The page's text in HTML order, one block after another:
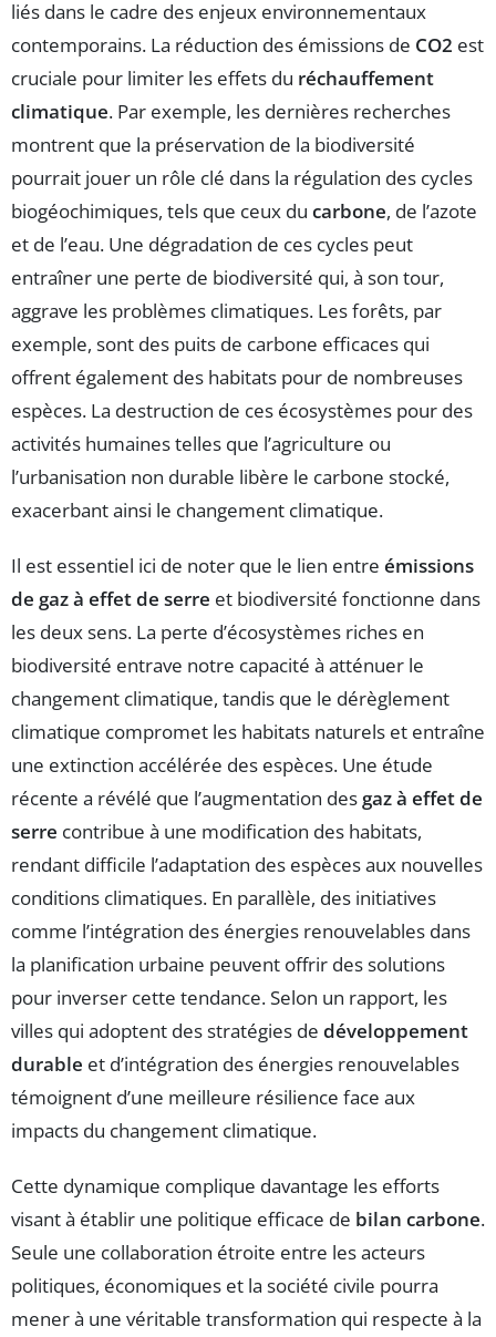
liés dans le cadre des enjeux environnementaux
contemporains. La réduction des émissions de CO2 est
cruciale pour limiter les effets du réchauffement
climatique. Par exemple, les dernières recherches
montrent que la préservation de la biodiversité
pourrait jouer un rôle clé dans la régulation des cycles
biogéochimiques, tels que ceux du carbone, de l’azote
et de l’eau. Une dégradation de ces cycles peut
entraîner une perte de biodiversité qui, à son tour,
aggrave les problèmes climatiques. Les forêts, par
exemple, sont des puits de carbone efficaces qui
offrent également des habitats pour de nombreuses
espèces. La destruction de ces écosystèmes pour des
activités humaines telles que l’agriculture ou
l’urbanisation non durable libère le carbone stocké,
exacerbant ainsi le changement climatique.
Il est essentiel ici de noter que le lien entre émissions
de gaz à effet de serre et biodiversité fonctionne dans
les deux sens. La perte d’écosystèmes riches en
biodiversité entrave notre capacité à atténuer le
changement climatique, tandis que le dérèglement
climatique compromet les habitats naturels et entraîne
une extinction accélérée des espèces. Une étude
récente a révélé que l’augmentation des gaz à effet de
serre contribue à une modification des habitats,
rendant difficile l’adaptation des espèces aux nouvelles
conditions climatiques. En parallèle, des initiatives
comme l’intégration des énergies renouvelables dans
la planification urbaine peuvent offrir des solutions
pour inverser cette tendance. Selon un rapport, les
villes qui adoptent des stratégies de développement
durable et d’intégration des énergies renouvelables
témoignent d’une meilleure résilience face aux
impacts du changement climatique.
Cette dynamique complique davantage les efforts
visant à établir une politique efficace de bilan carbone.
Seule une collaboration étroite entre les acteurs
politiques, économiques et la société civile pourra
mener à une véritable transformation qui respecte à la